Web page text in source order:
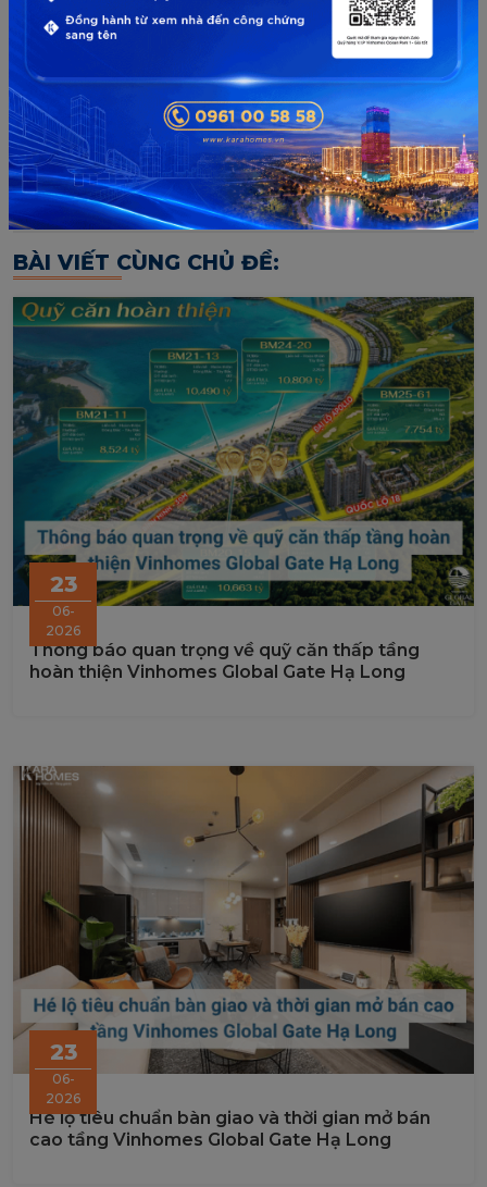
BÀI VIẾT CÙNG CHỦ ĐỀ:
23
06-
2026
Thông báo quan trọng về quỹ căn thấp tầng
hoàn thiện Vinhomes Global Gate Hạ Long
23
06-
2026
Hé lộ tiêu chuẩn bàn giao và thời gian mở bán
cao tầng Vinhomes Global Gate Hạ Long